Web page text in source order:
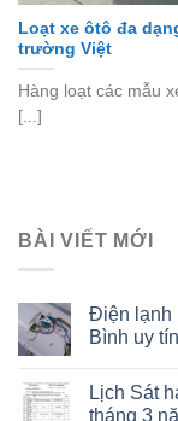
Loạt xe ôtô đa
trường Việt
Hàng loạt các mẫu
[...]
BÀI VIẾT MỚI
Điện lạnh
Bình uy tín
Lịch Sát
tháng 3